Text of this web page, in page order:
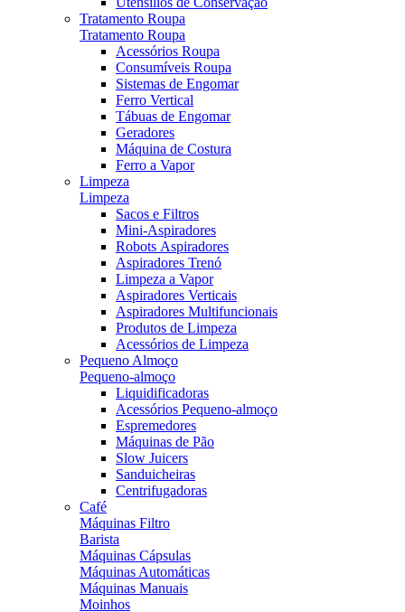
Tratamento Roupa
Tratamento Roupa
Acessórios Roupa
Consumíveis Roupa
Sistemas de Engomar
Ferro Vertical
Tábuas de Engomar
Geradores
Máquina de Costura
Ferro a Vapor
Limpeza
Limpeza
Sacos e Filtros
Mini-Aspiradores
Robots Aspiradores
Aspiradores Trenó
Limpeza a Vapor
Aspiradores Verticais
Aspiradores Multifuncionais
Produtos de Limpeza
Acessórios de Limpeza
Pequeno Almoço
Pequeno-almoço
Liquidificadoras
Acessórios Pequeno-almoço
Espremedores
Máquinas de Pão
Slow Juicers
Sanduicheiras
Centrifugadoras
Café
Máquinas Filtro
Barista
Máquinas Cápsulas
Máquinas Automáticas
Máquinas Manuais
Moinhos